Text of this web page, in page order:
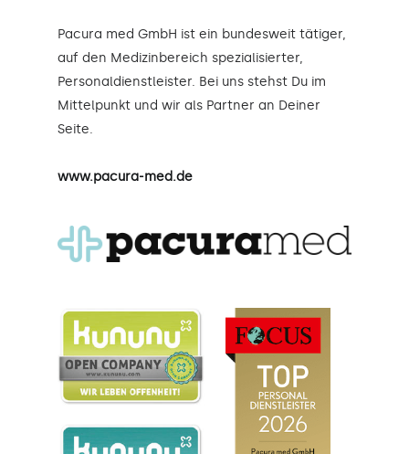
Pacura med GmbH ist ein bundesweit tätiger,
auf den Medizinbereich spezialisierter,
Personaldienstleister. Bei uns stehst Du im
Mittelpunkt und wir als Partner an Deiner
Seite.
www.pacura-med.de